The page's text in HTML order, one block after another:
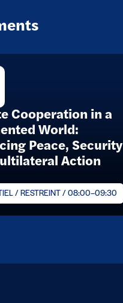
Cooperation in a
World:
Peace, Security
Action
/ RESTREINT / 08:00–09:30